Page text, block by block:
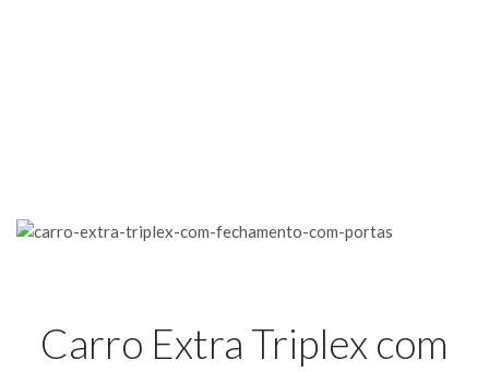
Carro Extra Triplex com